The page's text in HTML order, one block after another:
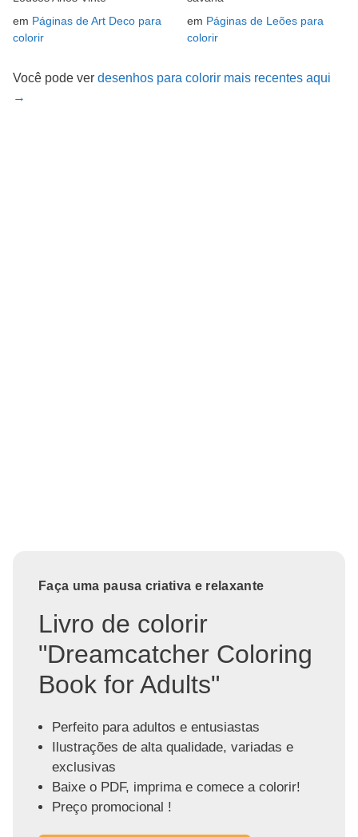
em Páginas de Art Deco para
colorir
em Páginas de Leões para
colorir
Você pode ver desenhos para colorir mais recentes aqui
→
Faça uma pausa criativa e relaxante
Livro de colorir
"Dreamcatcher Coloring
Book for Adults"
Perfeito para adultos e entusiastas
Ilustrações de alta qualidade, variadas e
exclusivas
Baixe o PDF, imprima e comece a colorir!
Preço promocional !